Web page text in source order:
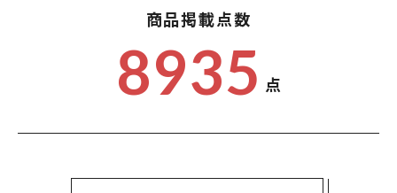
商品掲載点数
8935 点